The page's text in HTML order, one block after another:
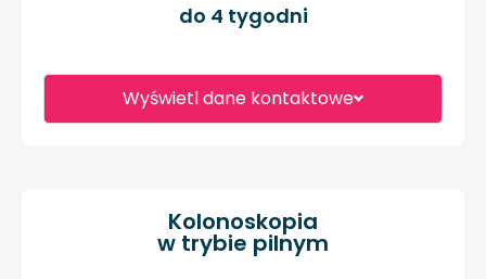
Wyświetl dane kontaktowe
do 4 tygodni
Kolonoskopia
w trybie pilnym